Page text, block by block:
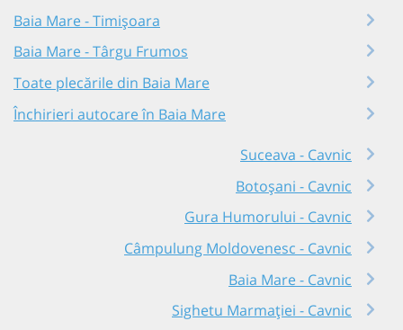
Baia Mare - Timișoara
Baia Mare - Târgu Frumos
Toate plecările din Baia Mare
Închirieri autocare în Baia Mare
Suceava - Cavnic
Botoșani - Cavnic
Gura Humorului - Cavnic
Câmpulung Moldovenesc - Cavnic
Baia Mare - Cavnic
Sighetu Marmației - Cavnic